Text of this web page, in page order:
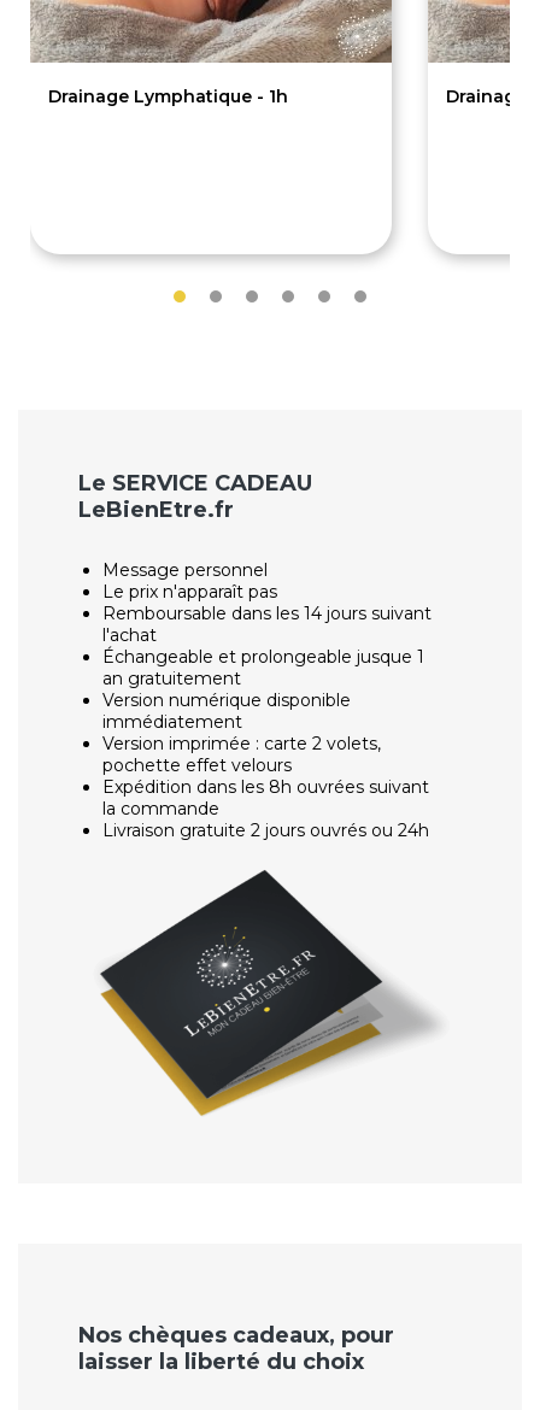
Drainage Lymphatique - 1h Drainage
Le SERVICE CADEAU
LeBienEtre.fr
Message personnel
Le prix n'apparaît pas
Remboursable dans les 14 jours suivant
l'achat
Échangeable et prolongeable jusque 1
an gratuitement
Version numérique disponible
immédiatement
Version imprimée : carte 2 volets,
pochette effet velours
Expédition dans les 8h ouvrées suivant
la commande
Livraison gratuite 2 jours ouvrés ou 24h
Nos chèques cadeaux, pour
laisser la liberté du choix